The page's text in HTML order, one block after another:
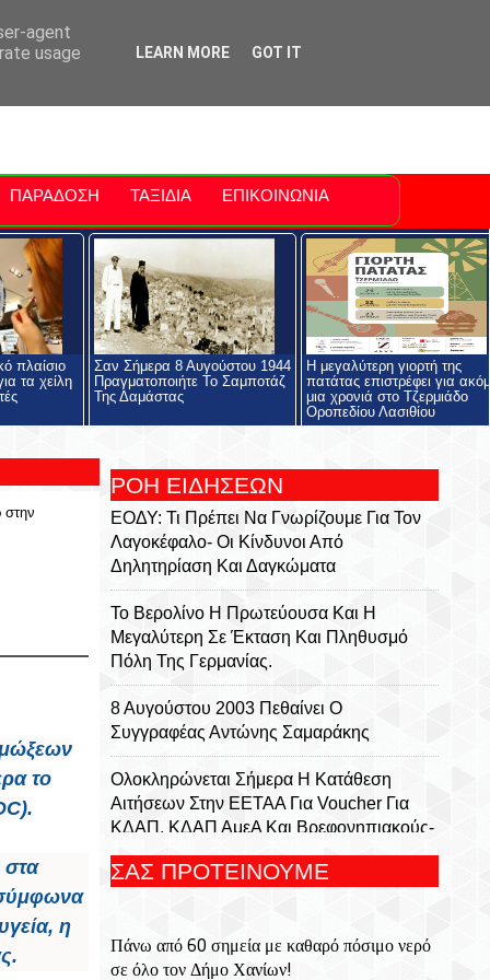
Polis
ΠΑΡΑΔΟΣΗ ΤΑΞΙΔΙΑ ΕΠΙΚΟΙΝΩΝΙΑ
πλαίσιο
τα χείλη
Σαν Σήμερα 8 Αυγούστου 1944
Πραγματοποιήτε Το Σαμποτάζ
Της Δαμάστας
Η μεγαλύτερη γιορτή της
πατάτας επιστρέφει για
μια χρονιά στο Τζερμιάδο
Οροπεδίου Λασιθίου
στην
το
στα
η
ΡΟΗ ΕΙΔΗΣΕΩΝ
ΕΟΔΥ: Τι Πρέπει Να Γνωρίζουμε Για Τον
Λαγοκέφαλο- Οι Κίνδυνοι Από
Δηλητηρίαση Και Δαγκώματα
Το Βερολίνο Η Πρωτεύουσα Και Η
Μεγαλύτερη Σε Έκταση Και Πληθυσμό
Πόλη Της Γερμανίας.
8 Αυγούστου 2003 Πεθαίνει Ο
Συγγραφέας Αντώνης Σαμαράκης
Ολοκληρώνεται Σήμερα Η Κατάθεση
Αιτήσεων Στην ΕΕΤΑΑ Για Voucher Για
ΚΔΑΠ, ΚΔΑΠ ΑμεΑ Και Βρεφονηπιακούς-
Παιδικούς Σταθμούς
Ερευνητές
ΣΑΣ ΠΡΟΤΕΙΝΟΥΜΕ
Πάνω από 60 σημεία με καθαρό πόσιμο νερό
σε όλο τον Δήμο Χανίων!
agent
usage
LEARN MORE GOT IT